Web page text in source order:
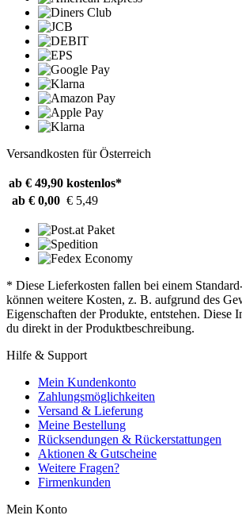
Versandkosten für Österreich
ab € 49,90 kostenlos*
ab € 0,00 € 5,49
* Diese Lieferkosten fallen bei einem
können weitere Kosten, z. B. aufgrund des
Eigenschaften der Produkte, entstehen. Diese
du direkt in der Produktbeschreibung.
Hilfe & Support
Mein Kundenkonto
Zahlungsmöglichkeiten
Versand & Lieferung
Meine Bestellung
Rücksendungen & Rückerstattungen
Aktionen & Gutscheine
Weitere Fragen?
Firmenkunden
Mein Konto